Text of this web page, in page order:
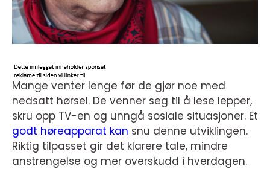
Mange venter lenge før de gjør noe med
nedsatt hørsel. De venner seg til å lese lepper,
skru opp TV-en og unngå sosiale situasjoner. Et
godt høreapparat kan snu denne utviklingen.
Riktig tilpasset gir det klarere tale, mindre
anstrengelse og mer overskudd i hverdagen.